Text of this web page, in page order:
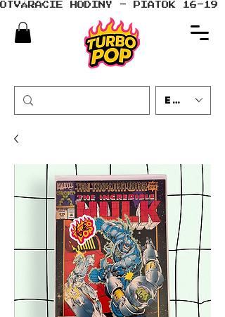
OTVÁRACIE HODINY - PIATOK 16-19
EUR (€)